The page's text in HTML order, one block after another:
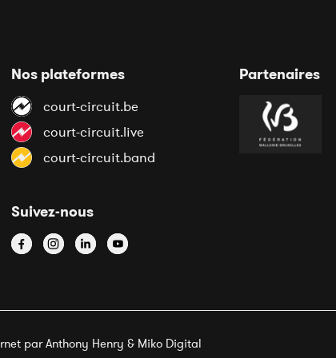
Nos plateformes
court-circuit.be
court-circuit.live
court-circuit.band
Suivez-nous
Partenaires
par Anthony Henry & Miko Digital